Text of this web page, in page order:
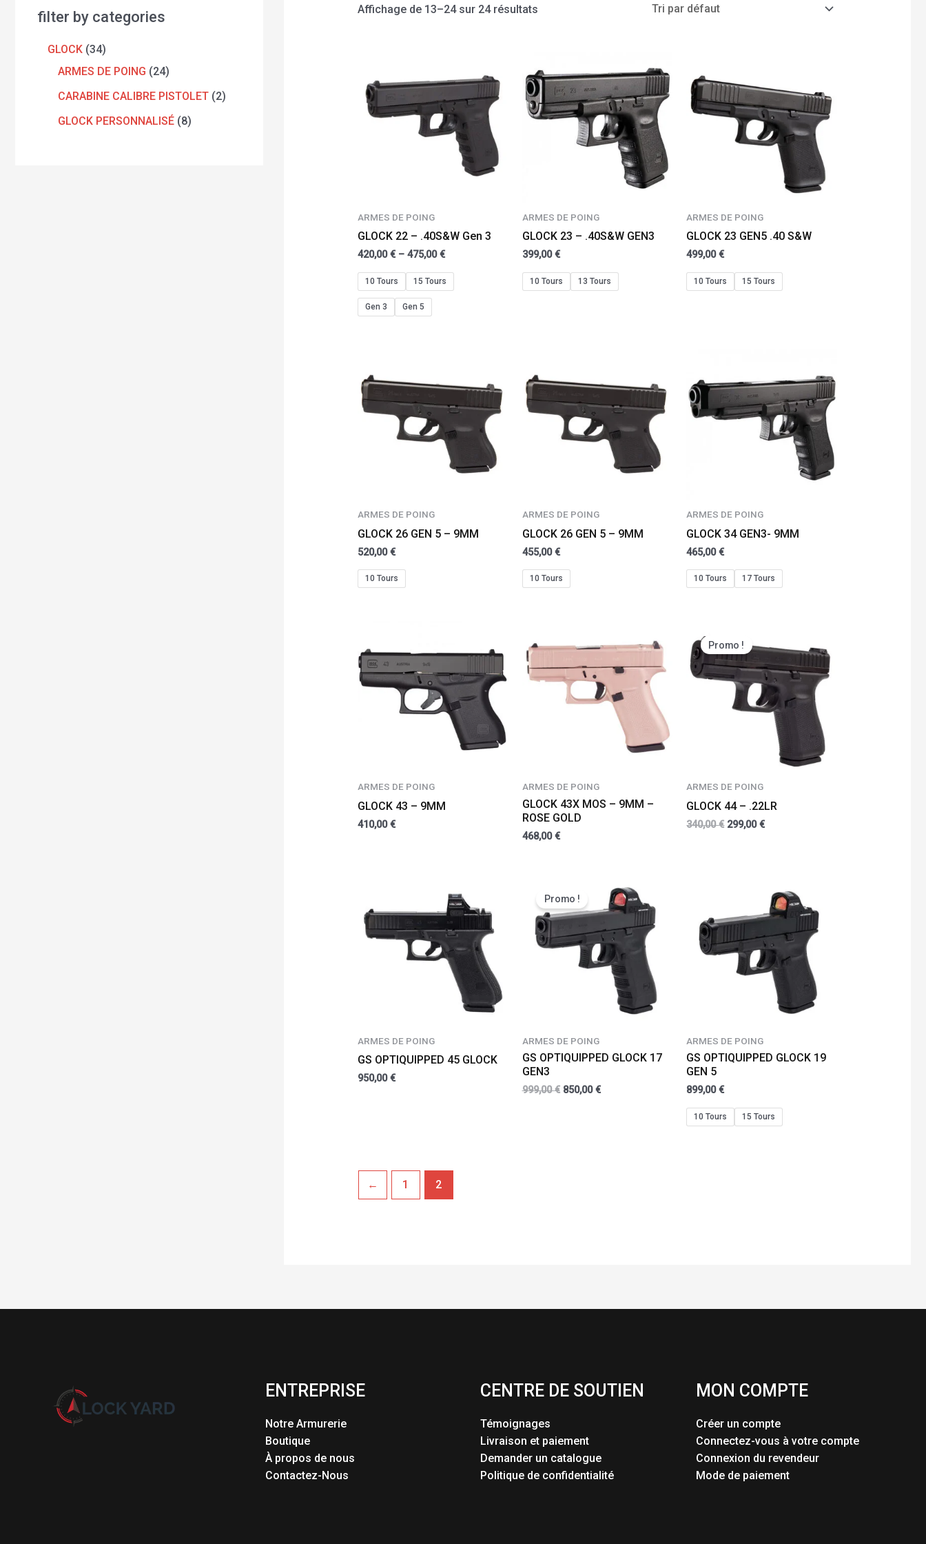
filter by categories
GLOCK 34
ARMES DE POING 24
CARABINE CALIBRE PISTOLET 2
GLOCK PERSONNALISÉ 8
Affichage de 13–24 sur 24 résultats
ARMES DE POING
GLOCK 22 – .40S&W Gen 3
420,00€– 475,00€
10 Tours 15 Tours
Gen 3 Gen 5
ARMES DE POING
GLOCK 23 – .40S&W GEN3
399,00€
10 Tours 13 Tours
ARMES DE POING
GLOCK 23 GEN5 .40 S&W
499,00€
10 Tours 15 Tours
ARMES DE POING
GLOCK 26 GEN 5 – 9MM
520,00€
10 Tours
ARMES DE POING
GLOCK 26 GEN 5 – 9MM
455,00€
10 Tours
ARMES DE POING
GLOCK 34 GEN3- 9MM
465,00€
10 Tours 17 Tours
ARMES DE POING
GLOCK 43 – 9MM
410,00€
ARMES DE POING
GLOCK 43X MOS – 9MM –
ROSE GOLD
468,00€
Promo !
ARMES DE POING
GLOCK 44 – .22LR
340,00€ 299,00€
ARMES DE POING
GS OPTIQUIPPED 45 GLOCK
950,00€
Promo !
ARMES DE POING
GS OPTIQUIPPED GLOCK 17
GEN3
999,00€ 850,00€
ARMES DE POING
GS OPTIQUIPPED GLOCK 19
GEN 5
899,00€
10 Tours 15 Tours
← 1 2
ENTREPRISE
Notre Armurerie
Boutique
À propos de nous
Contactez-Nous
CENTRE DE SOUTIEN
Témoignages
Livraison et paiement
Demander un catalogue
Politique de confidentialité
MON COMPTE
Créer un compte
Connectez-vous à votre compte
Connexion du revendeur
Mode de paiement